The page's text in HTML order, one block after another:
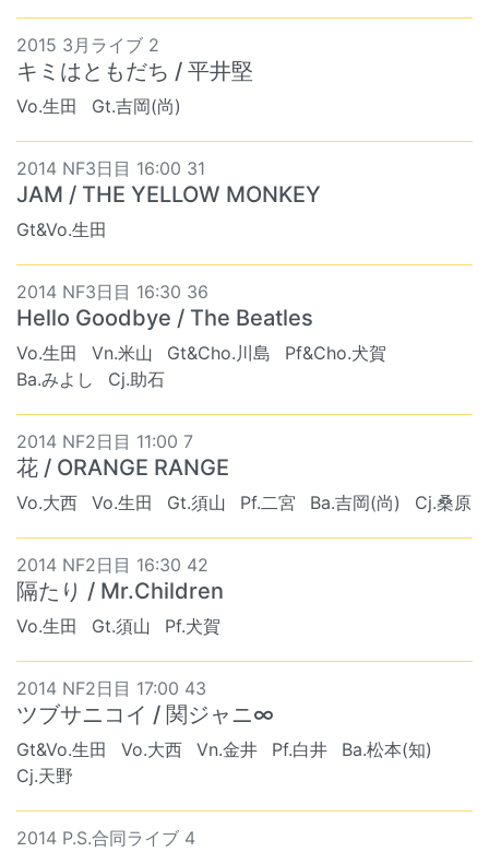
2015 3月ライブ 2
キミはともだち / 平井堅
Vo.生田 Gt.吉岡(尚)
2014 NF3日目 16:00 31
JAM / THE YELLOW MONKEY
Gt&Vo.生田
2014 NF3日目 16:30 36
Hello Goodbye / The Beatles
Vo.生田 Vn.米山 Gt&Cho.川島
Pf&Cho.犬賀
Ba.みよし
Cj.助石
2014 NF2日目 11:00 7
花 / ORANGE RANGE
Vo.大西 Vo.生田 Gt.須山 Pf.二宮 Ba.吉岡(尚) Cj.桑原
2014 NF2日目 16:30 42
隔たり / Mr.Children
Vo.生田 Gt.須山 Pf.犬賀
2014 NF2日目 17:00 43
ツブサニコイ / 関ジャニ∞
Gt&Vo.生田 Vo.大西 Vn.金井 Pf.白井
Ba.松本(知)
Cj.天野
2014 P.S.合同ライブ 4